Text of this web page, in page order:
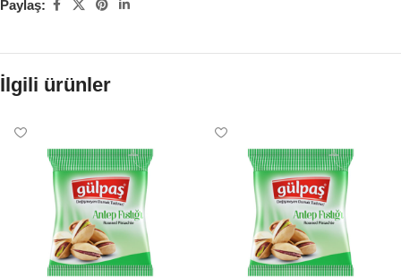
Paylaş:
İlgili ürünler